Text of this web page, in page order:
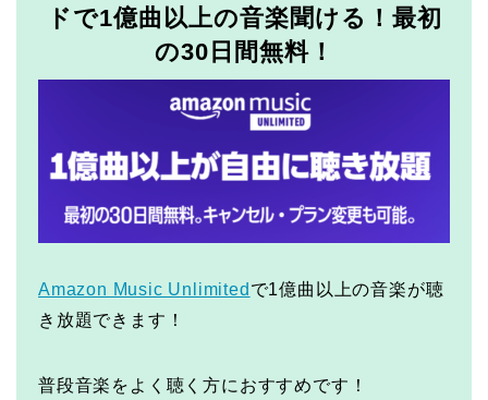
ドで1億曲以上の音楽聞ける！最初
の30日間無料！
Amazon Music Unlimited で1億曲以上の音楽が聴
き放題できます！
普段音楽をよく聴く方におすすめです！